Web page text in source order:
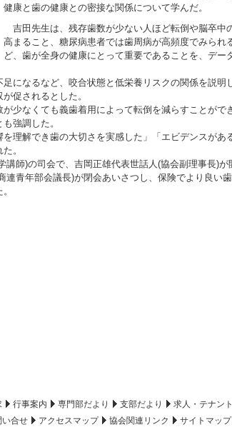
健康と歯の健康との密接な関係について学んだ。
吉田先生は、残存歯数が少ない人ほど転倒や脳卒中
高まること、糖尿病患者では歯周病が高頻度でみられ
ど、歯が全身の健康にとって重要であることを、デー
になるなど、咬合状態と低栄養リスクの関係を説明
促されるとした。
少なくても義歯着用によって転倒を減らすことがで
強調した。
理解でき歯の大切さを実感した」「エビデンスがあ
。
師)の司会で、吉岡正雄代表世話人(協会副理事長)が
連青年部会議長)が閉会あいさつし、保険でより良い
行事案内 専門部だより 支部だより 求人・テナント
い合せ アクセスマップ 協会関連リンク サイトマップ